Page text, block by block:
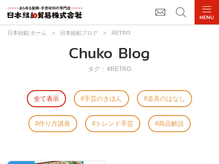
日本紐釦 ホーム > 日本紐釦ブログ > RETRO
Chuko Blog
タグ： #RETRO
全て表示 手芸のきほん 道具のはなし
作り方講座 トレンド手芸 商品解説